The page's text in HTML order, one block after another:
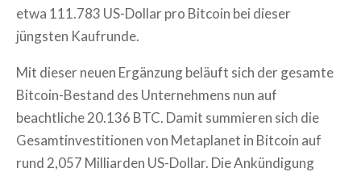
etwa 111.783 US-Dollar pro Bitcoin bei dieser
jüngsten Kaufrunde.
Mit dieser neuen Ergänzung beläuft sich der gesamte
Bitcoin-Bestand des Unternehmens nun auf
beachtliche 20.136 BTC. Damit summieren sich die
Gesamtinvestitionen von Metaplanet in Bitcoin auf
rund 2,057 Milliarden US-Dollar. Die Ankündigung